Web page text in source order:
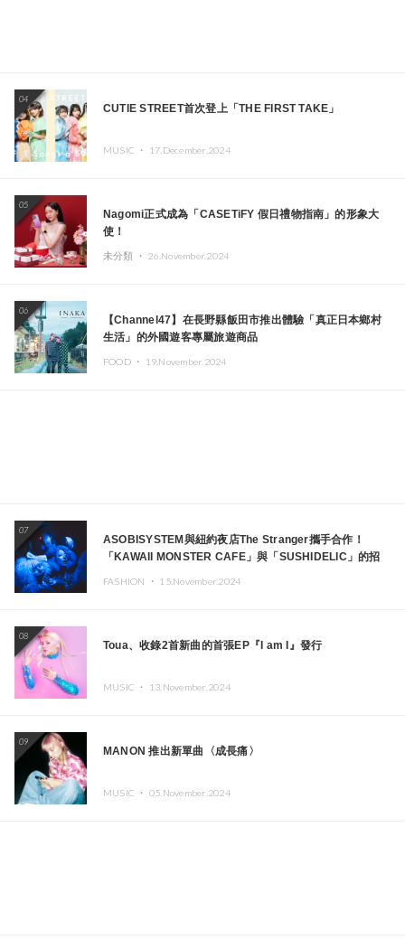
04
CUTIE STREET首次登上「THE FIRST TAKE」
MUSIC ・ 17.December.2024
05
Nagomi正式成為「CASETiFY 假日禮物指南」的形象大
使！
未分類 ・ 26.November.2024
06
【Channel47】在長野縣飯田市推出體驗「真正日本鄉村
生活」的外國遊客專屬旅遊商品
FOOD ・ 19.November.2024
07
ASOBISYSTEM與紐約夜店The Stranger攜手合作！
「KAWAII MONSTER CAFE」與「SUSHIDELIC」的招
FASHION ・ 15.November.2024
08
Toua、收錄2首新曲的首張EP『I am I』發行
MUSIC ・ 13.November.2024
09
MANON 推出新單曲〈成長痛〉
MUSIC ・ 05.November.2024